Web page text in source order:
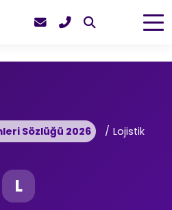
Sözlüğü 2026 Lojistik
L